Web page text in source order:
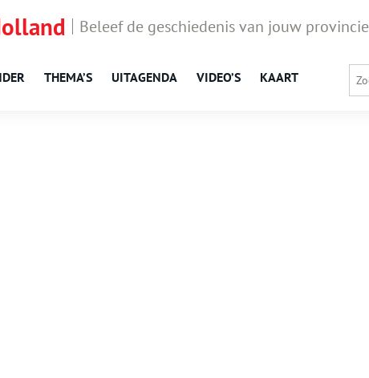
Beleef de geschiedenis van jouw provincie
THEMA’S UITAGENDA VIDEO’S KAART